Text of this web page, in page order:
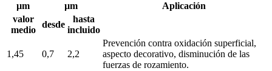
Aplicación
µm
µm
valor
medio
desde
hasta
incluido
1,45 0,7 2,2
Prevención contra oxidación superficial,
aspecto decorativo, disminución de las
fuerzas de rozamiento.